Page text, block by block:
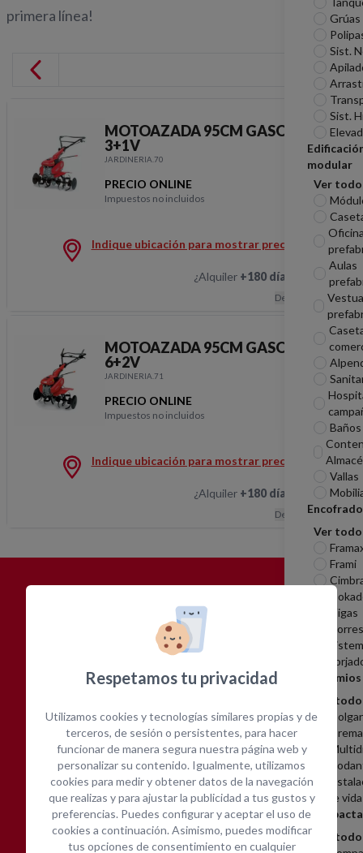
Grúas
Sist.
Sist.
modular
Ver todo
Aulas
Vallas
Encofrado
Ver todo
Frami
Vigas
Andamios
Ver todo
de vida
Ver todo
primera línea!
MOTOAZADA 95CM GASOLINA
3+1V
JARDINERIA.70
PRECIO ONLINE
Impuestos no incluidos
MOTOAZADA 95CM
Indique ubicación para mostrar precios
¿Alquiler +180 días Hablemos
Descripción
MOTOAZADA 95CM GASOLINA
6+2V
JARDINERIA.71
PRECIO ONLINE
Impuestos no incluidos
MOTOAZADA 95CM
Indique ubicación para mostrar precios
¿Alquiler +180 días Hablemos
Descripción
ALQUILAR CON
OPEIN?
Amplia gama de equipos Cotización inmediata
Respetamos tu privacidad
Utilizamos cookies y tecnologías similares propias y de
terceros, de sesión o persistentes, para hacer
funcionar de manera segura nuestra página web y
personalizar su contenido. Igualmente, utilizamos
cookies para medir y obtener datos de la navegación
que realizas y para ajustar la publicidad a tus gustos y
preferencias. Puedes configurar y aceptar el uso de
cookies a continuación. Asimismo, puedes modificar
tus opciones de consentimiento en cualquier